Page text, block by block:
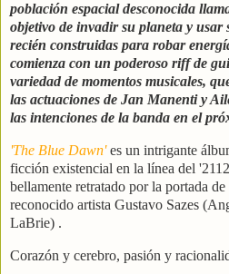
población espacial desconocida
objetivo de invadir su planeta y usar
recién construidas para robar
comienza con un poderoso riff de
variedad de momentos musicales,
las actuaciones de Jan Manenti y
las intenciones de la banda en el
'The Blue Dawn'es un intrigante
ficción existencial en la línea del
bellamente retratado por la portada de
reconocido artista Gustavo Sazes
LaBrie) .
Corazón y cerebro, pasión y